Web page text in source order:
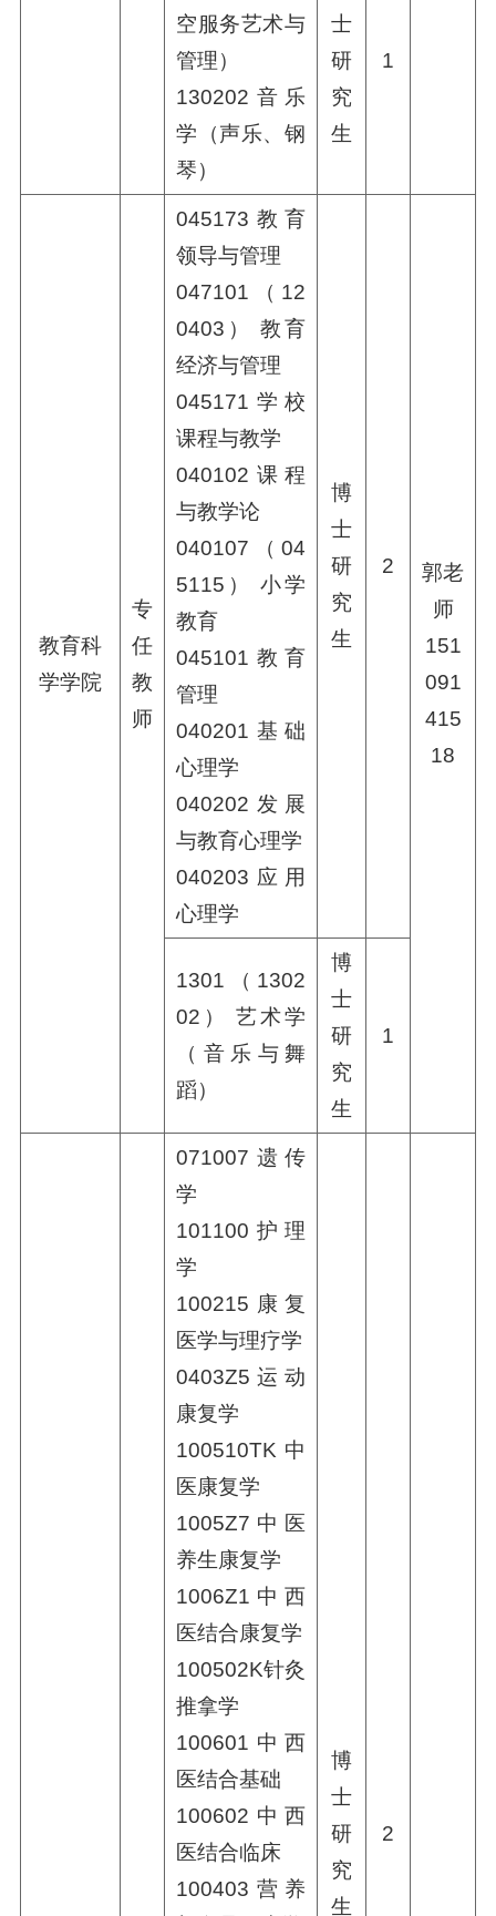
空服务艺术与
管理）
130202音乐
学（声乐、钢
琴）
士
研
究
生
1
教育科
学学院
专
任
教
师
045173教育
领导与管理
047101（12
0403） 教育
经济与管理
045171学校
课程与教学
040102课程
与教学论
040107（04
5115） 小学
教育
045101教育
管理
040201基础
心理学
040202发展
与教育心理学
040203应用
心理学
博
士
研
究
生
2
郭老
师
151
091
415
18
1301（1302
02） 艺术学
（音乐与舞
蹈）
博
士
研
究
生
1
071007遗传
学
101100护理
学
100215康复
医学与理疗学
0403Z5运动
康复学
100510TK中
医康复学
1005Z7中医
养生康复学
1006Z1中西
医结合康复学
100502K针灸
推拿学
100601中西
医结合基础
100602中西
医结合临床
100403营养
博
士
研
究
生
2